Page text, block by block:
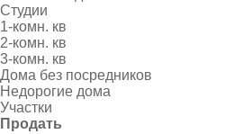
Студии
1-комн. кв
2-комн. кв
3-комн. кв
Дома без посредников
Недорогие дома
Участки
Продать